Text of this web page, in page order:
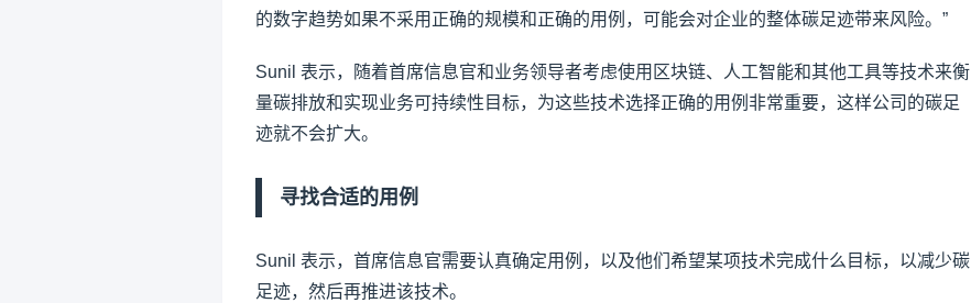
的数字趋势如果不采用正确的规模和正确的用例，可能会对企业的整体碳足迹带来风险。”
Sunil 表示，随着首席信息官和业务领导者考虑使用区块链、人工智能和其他工具等技术来衡
量碳排放和实现业务可持续性目标，为这些技术选择正确的用例非常重要，这样公司的碳足
迹就不会扩大。
寻找合适的用例
Sunil 表示，首席信息官需要认真确定用例，以及他们希望某项技术完成什么目标，以减少碳
足迹，然后再推进该技术。